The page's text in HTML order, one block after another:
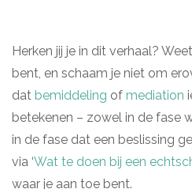
Herken jij je in dit verhaal?
bent, en schaam je niet om
dat bemiddeling of mediation
betekenen – zowel in de fase
in de fase dat een beslissing
via ‘Wat te doen bij een
waar je aan toe bent.